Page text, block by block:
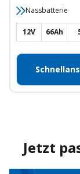
Nassbatterie
12V 66Ah
Jetzt